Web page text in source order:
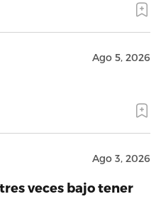
Ago 5, 2026
Ago 3, 2026
veces bajo tener